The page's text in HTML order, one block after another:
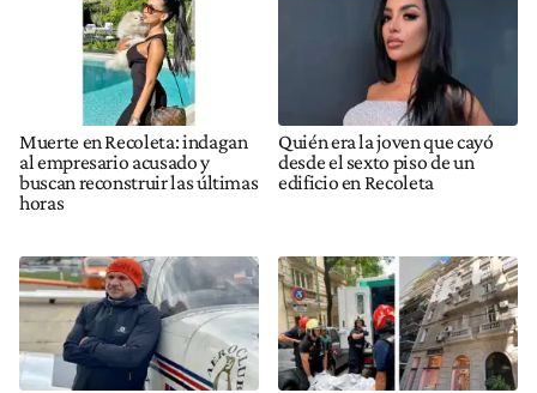
Muerte en Recoleta: indagan
al empresario acusado y
buscan reconstruir las últimas
horas
Quién era la joven que cayó
desde el sexto piso de un
edificio en Recoleta